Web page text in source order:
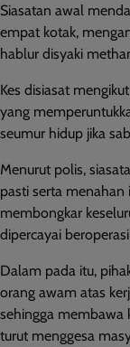
Siasatan awal
empat kotak,
hablur disyaki
Kes disiasat
yang
seumur hidup jika
Menurut polis,
pasti serta
membongkar
dipercayai
Dalam pada itu,
orang awam atas
sehingga membawa
turut menggesa